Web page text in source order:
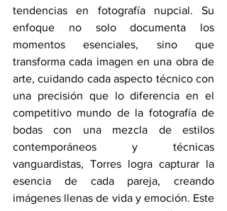
tendencias en fotografía nupcial. Su
enfoque no solo documenta los
momentos esenciales, sino que
transforma cada imagen en una obra de
arte, cuidando cada aspecto técnico con
una precisión que lo diferencia en el
competitivo mundo de la fotografía de
bodas con una mezcla de estilos
contemporáneos y técnicas
vanguardistas, Torres logra capturar la
esencia de cada pareja, creando
imágenes llenas de vida y emoción. Este